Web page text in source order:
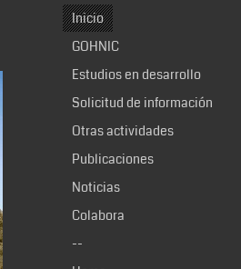
Inicio
GOHNIC
Estudios en desarrollo
Solicitud de información
Otras actividades
Publicaciones
Noticias
Colabora
--